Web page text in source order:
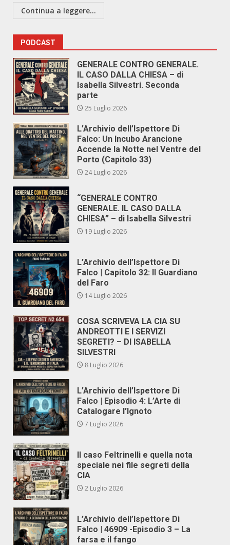
Continua a leggere...
PODCAST
GENERALE CONTRO GENERALE.
IL CASO DALLA CHIESA – di
Isabella Silvestri. Seconda
parte
25 Luglio 2026
L’Archivio dell’Ispettore Di
Falco: Un Incubo Arancione
Accende la Notte nel Ventre del
Porto (Capitolo 33)
24 Luglio 2026
“GENERALE CONTRO
GENERALE. IL CASO DALLA
CHIESA” – di Isabella Silvestri
19 Luglio 2026
L’Archivio dell’Ispettore Di
Falco | Capitolo 32: Il Guardiano
del Faro
14 Luglio 2026
COSA SCRIVEVA LA CIA SU
ANDREOTTI E I SERVIZI
SEGRETI? – DI ISABELLA
SILVESTRI
8 Luglio 2026
L’Archivio dell’Ispettore Di
Falco | Episodio 4: L’Arte di
Catalogare l’Ignoto
7 Luglio 2026
Il caso Feltrinelli e quella nota
speciale nei file segreti della
CIA
2 Luglio 2026
L’Archivio dell’Ispettore Di
Falco | 46909 -Episodio 3 – La
farsa e il fango